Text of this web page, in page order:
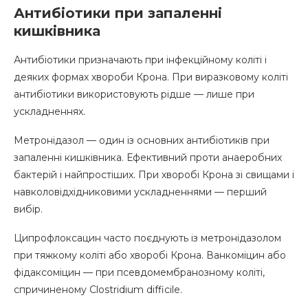
Антибіотики при запаленні
кишківника
Антибіотики призначають при інфекційному коліті і
деяких формах хвороби Крона. При виразковому коліті
антибіотики використовують рідше — лише при
ускладненнях.
Метронідазол — один із основних антибіотиків при
запаленні кишківника. Ефективний проти анаеробних
бактерій і найпростіших. При хворобі Крона зі свищами і
навколовідхідниковими ускладненнями — перший
вибір.
Ципрофлоксацин часто поєднують із метронідазолом
при тяжкому коліті або хворобі Крона. Ванкоміцин або
фідаксоміцин — при псевдомембранозному коліті,
спричиненому Clostridium difficile.